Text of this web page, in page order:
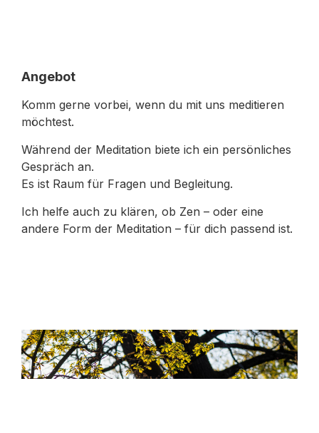
Angebot
Komm gerne vorbei, wenn du mit uns meditieren
möchtest.
Während der Meditation biete ich ein persönliches
Gespräch an.
Es ist Raum für Fragen und Begleitung.
Ich helfe auch zu klären, ob Zen – oder eine
andere Form der Meditation – für dich passend ist.